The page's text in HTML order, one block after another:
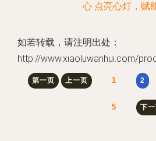
心 点亮心灯，赋
如若转载，请注明出处：
http://www.xiaoluwanhui.com/
第一页 上一页 1 2
5 下